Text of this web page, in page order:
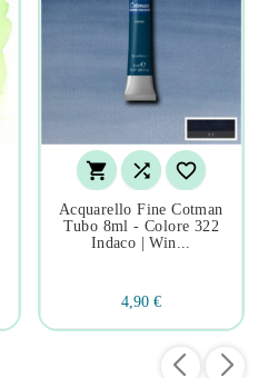
  
Acquarello Fine Cotman
Tubo 8ml - Colore 322
Indaco | Win...
4,90 €